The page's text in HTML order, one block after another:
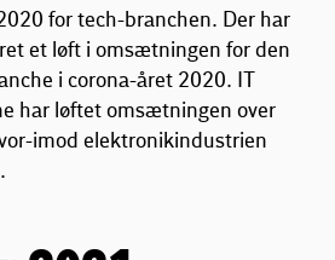
for tech-branchen. Der har
et løft i omsætningen for den
i corona-året 2020. IT
har løftet omsætningen over
imod elektronikindustrien